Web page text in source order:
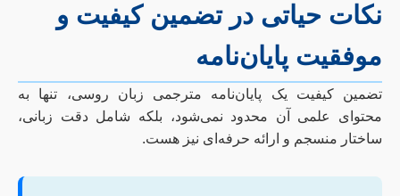
نکات حیاتی در تضمین کیفیت و
موفقیت پایان‌نامه
تضمین کیفیت یک پایان‌نامه مترجمی زبان روسی، تنها به
محتوای علمی آن محدود نمی‌شود، بلکه شامل دقت زبانی،
ساختار منسجم و ارائه حرفه‌ای نیز هست.